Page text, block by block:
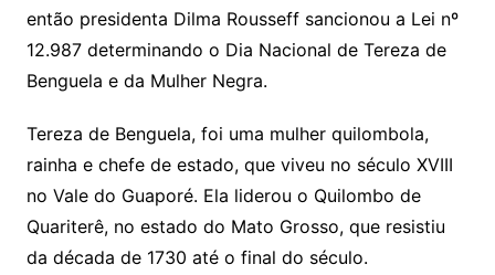
então presidenta Dilma Rousseff sancionou a Lei nº
12.987 determinando o Dia Nacional de Tereza de
Benguela e da Mulher Negra.
Tereza de Benguela, foi uma mulher quilombola,
rainha e chefe de estado, que viveu no século XVIII
no Vale do Guaporé. Ela liderou o Quilombo de
Quariterê, no estado do Mato Grosso, que resistiu
da década de 1730 até o final do século.